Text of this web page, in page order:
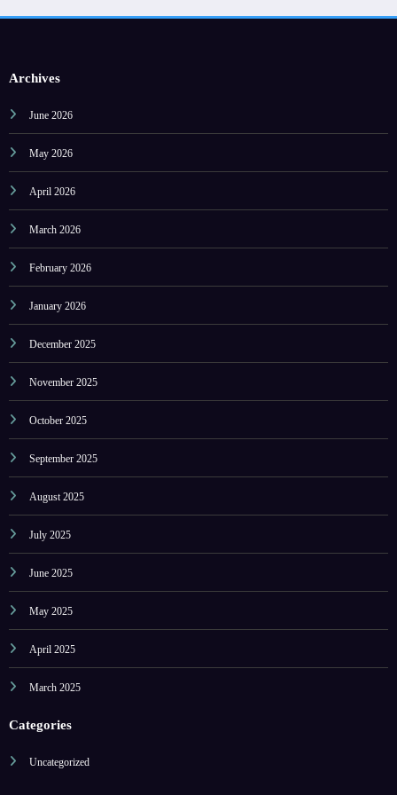
Archives
June 2026
May 2026
April 2026
March 2026
February 2026
January 2026
December 2025
November 2025
October 2025
September 2025
August 2025
July 2025
June 2025
May 2025
April 2025
March 2025
Categories
Uncategorized